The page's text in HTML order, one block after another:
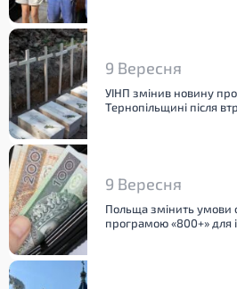
9 Вересня
УІНП змінив новину
Тернопільщині після
9 Вересня
Польща змінить умови
програмою «800+» для